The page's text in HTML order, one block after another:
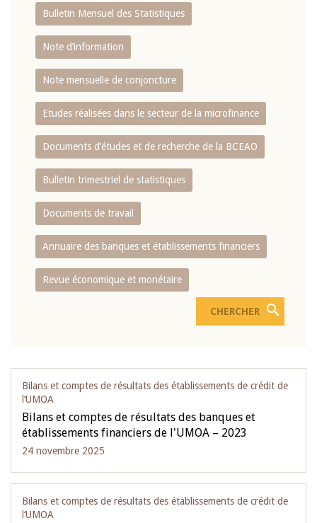
Bulletin Mensuel des Statistiques
Note d’information
Note mensuelle de conjoncture
Etudes réalisées dans le secteur de la microfinance
Documents d’études et de recherche de la BCEAO
Bulletin trimestriel de statistiques
Documents de travail
Annuaire des banques et établissements financiers
Revue économique et monétaire
Bilans et comptes de résultats des établissements de crédit de
l‘UMOA
Bilans et comptes de résultats des banques et
établissements financiers de l'UMOA – 2023
24 novembre 2025
Bilans et comptes de résultats des établissements de crédit de
l‘UMOA